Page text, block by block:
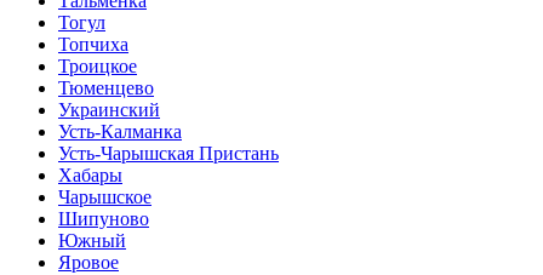
Тогул
Топчиха
Троицкое
Тюменцево
Украинский
Усть-Калманка
Усть-Чарышская Пристань
Хабары
Чарышское
Шипуново
Южный
Яровое